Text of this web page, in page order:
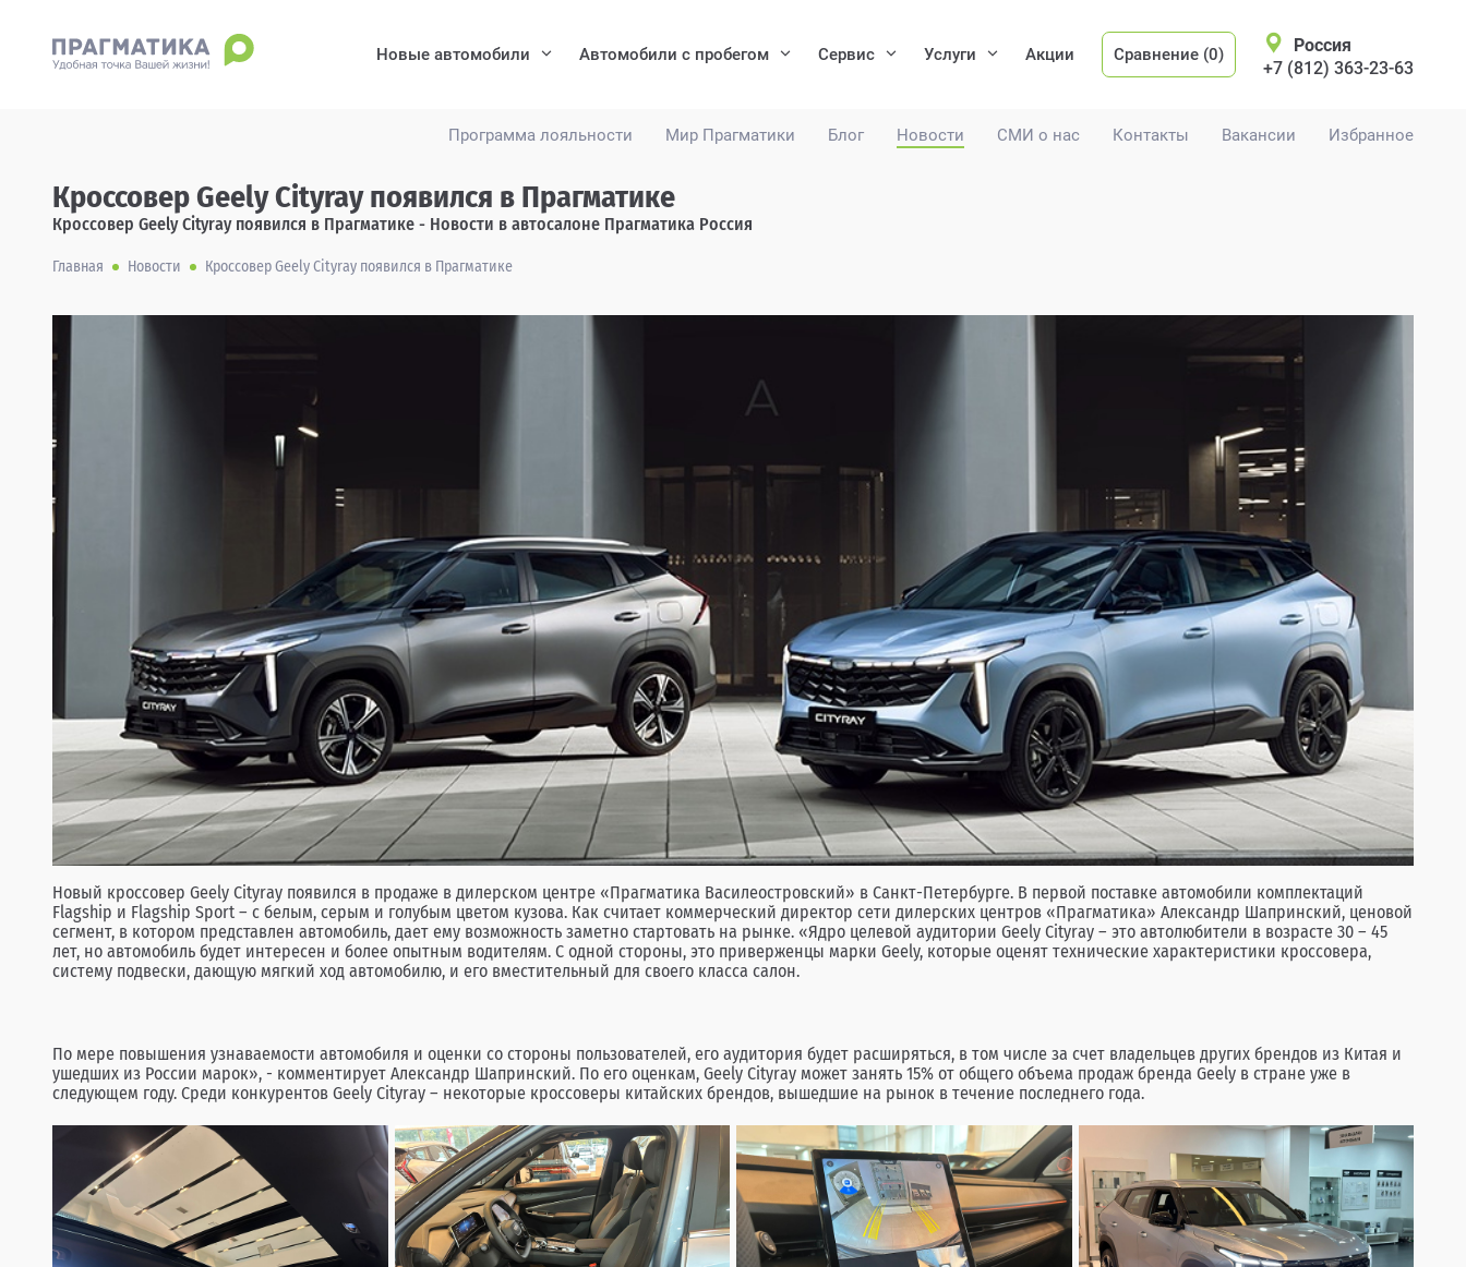
Программа лояльности Мир Прагматики Блог Новости СМИ о нас Контакты Вакансии Избранное
Новые автомобили Автомобили с пробегом Сервис Услуги Акции Сравнение (0)
Россия
+7 (812) 363-23-63
Кроссовер Geely Cityray появился в Прагматике
Кроссовер Geely Cityray появился в Прагматике - Новости в автосалоне Прагматика Россия
Главная Новости Кроссовер Geely Cityray появился в Прагматике
Новый кроссовер Geely Cityray появился в продаже в дилерском центре «Прагматика Василеостровский» в Санкт-Петербурге. В первой поставке автомобили комплектаций
Flagship и Flagship Sport – с белым, серым и голубым цветом кузова. Как считает коммерческий директор сети дилерских центров «Прагматика» Александр Шапринский, ценовой
сегмент, в котором представлен автомобиль, дает ему возможность заметно стартовать на рынке. «Ядро целевой аудитории Geely Cityray – это автолюбители в возрасте 30 – 45
лет, но автомобиль будет интересен и более опытным водителям. С одной стороны, это приверженцы марки Geely, которые оценят технические характеристики кроссовера,
систему подвески, дающую мягкий ход автомобилю, и его вместительный для своего класса салон.
По мере повышения узнаваемости автомобиля и оценки со стороны пользователей, его аудитория будет расширяться, в том числе за счет владельцев других брендов из Китая и
ушедших из России марок», - комментирует Александр Шапринский. По его оценкам, Geely Cityray может занять 15% от общего объема продаж бренда Geely в стране уже в
следующем году. Среди конкурентов Geely Cityray – некоторые кроссоверы китайских брендов, вышедшие на рынок в течение последнего года.